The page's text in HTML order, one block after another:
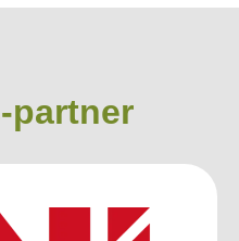
partner